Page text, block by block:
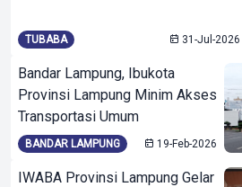
TUBABA 31-Jul-2026
Bandar Lampung, Ibukota
Provinsi Lampung Minim Akses
Transportasi Umum
BANDAR LAMPUNG 19-Feb-2026
IWABA Provinsi Lampung Gelar